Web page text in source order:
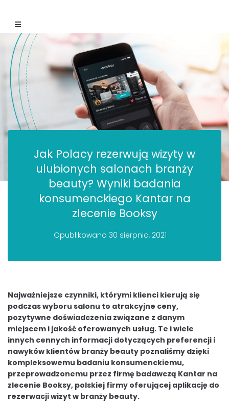
Jak Polacy rezerwują wizyty w
ulubionych salonach branży
beauty? Wyniki badania
konsumenckiego Kantar na
zlecenie Booksy
Opublikowano 30 sierpnia, 2021
Najważniejsze czynniki, którymi klienci kierują się
podczas wyboru salonu to atrakcyjne ceny,
pozytywne doświadczenia związane z danym
miejscem i jakość oferowanych usług. Te i wiele
innych cennych informacji dotyczących preferencji i
nawyków klientów branży beauty poznaliśmy dzięki
kompleksowemu badaniu konsumenckiemu,
przeprowadzonemu przez firmę badawczą Kantar na
zlecenie Booksy, polskiej firmy oferującej aplikację do
rezerwacji wizyt w branży beauty.